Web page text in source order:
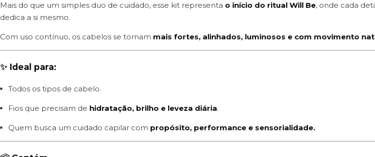
Mais do que um simples duo de cuidado, esse kit representa o início do ritual Will Be, onde cada
dedica a si mesmo.
Com uso contínuo, os cabelos se tornam mais fortes, alinhados, luminosos e com movimento
✨ Ideal para:
Todos os tipos de cabelo.
Fios que precisam de hidratação, brilho e leveza diária.
Quem busca um cuidado capilar com propósito, performance e sensorialidade.